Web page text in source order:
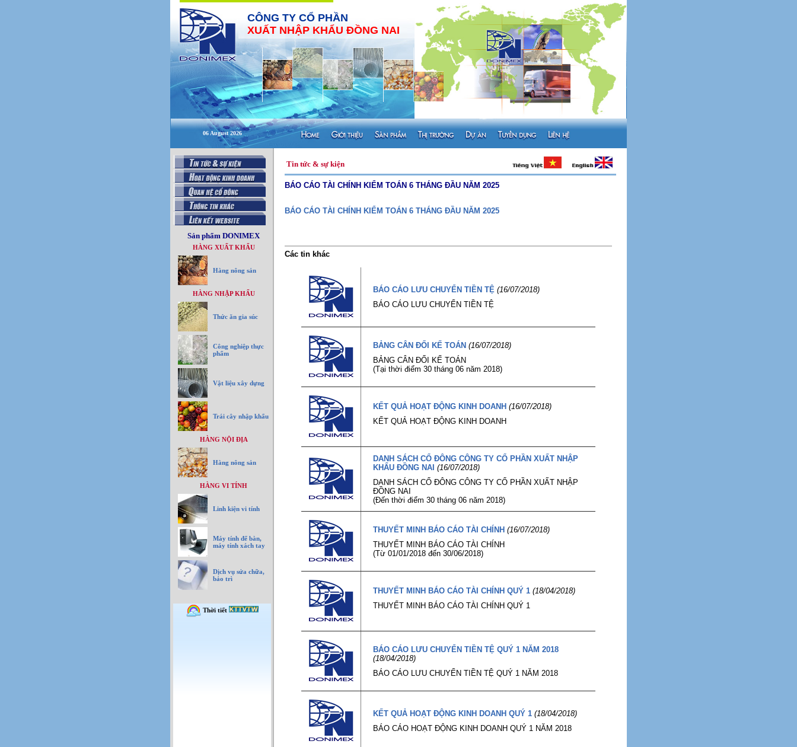
CÔNG TY CỔ PHẦN
XUẤT NHẬP KHẨU ĐỒNG NAI
06 August 2026
Sản phẩm DONIMEX
HÀNG XUẤT KHẨU
Hàng nông sản
HÀNG NHẬP KHẨU
Thức ăn gia súc
Công nghiệp thực
phẩm
Vật liệu xây dựng
Trái cây nhập khẩu
HÀNG NỘI ĐỊA
Hàng nông sản
HÀNG VI TÍNH
Linh kiện vi tính
Máy tính để bàn,
máy tính xách tay
Dịch vụ sửa chữa,
bảo trì
Tin tức & sự kiện
BÁO CÁO TÀI CHÍNH KIỂM TOÁN 6 THÁNG ĐẦU NĂM 2025
BÁO CÁO TÀI CHÍNH KIỂM TOÁN 6 THÁNG ĐẦU NĂM 2025
Các tin khác
BÁO CÁO LƯU CHUYỂN TIỀN TỆ (16/07/2018)
BÁO CÁO LƯU CHUYỂN TIỀN TỆ
BẢNG CÂN ĐỐI KẾ TOÁN (16/07/2018)
BẢNG CÂN ĐỐI KẾ TOÁN
(Tại thời điểm 30 tháng 06 năm 2018)
KẾT QUẢ HOẠT ĐỘNG KINH DOANH (16/07/2018)
KẾT QUẢ HOẠT ĐỘNG KINH DOANH
DANH SÁCH CỔ ĐÔNG CÔNG TY CỔ PHẦN XUẤT NHẬP
KHẨU ĐỒNG NAI (16/07/2018)
DANH SÁCH CỔ ĐÔNG CÔNG TY CỔ PHẦN XUẤT NHẬP
ĐỒNG NAI
(Đến thời điểm 30 tháng 06 năm 2018)
THUYẾT MINH BÁO CÁO TÀI CHÍNH (16/07/2018)
THUYẾT MINH BÁO CÁO TÀI CHÍNH
(Từ 01/01/2018 đến 30/06/2018)
THUYẾT MINH BÁO CÁO TÀI CHÍNH QUÝ 1 (18/04/2018)
THUYẾT MINH BÁO CÁO TÀI CHÍNH QUÝ 1
BÁO CÁO LƯU CHUYỂN TIỀN TỆ QUÝ 1 NĂM 2018
(18/04/2018)
BÁO CÁO LƯU CHUYỂN TIỀN TỆ QUÝ 1 NĂM 2018
KẾT QUẢ HOẠT ĐỘNG KINH DOANH QUÝ 1 (18/04/2018)
BÁO CÁO HOẠT ĐỘNG KINH DOANH QUÝ 1 NĂM 2018